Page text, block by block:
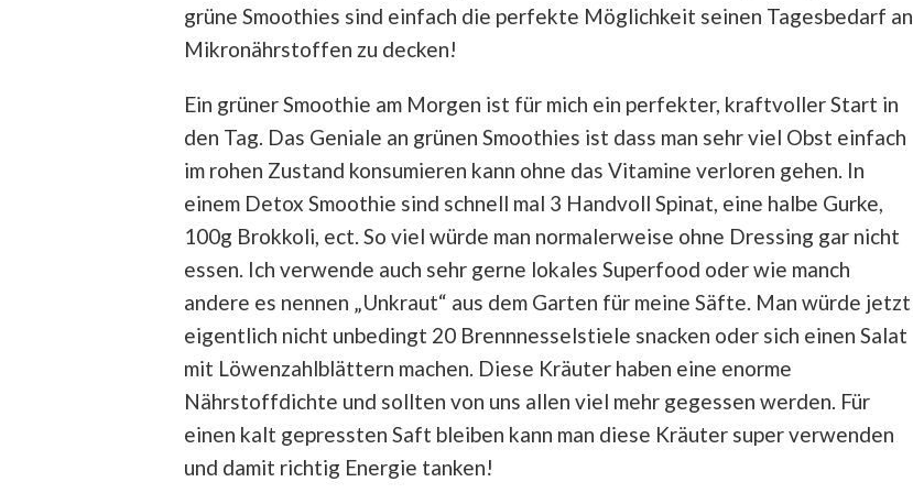
grüne Smoothies sind einfach die perfekte Möglichkeit seinen Tagesbedarf an
Mikronährstoffen zu decken!
Ein grüner Smoothie am Morgen ist für mich ein perfekter, kraftvoller Start in
den Tag. Das Geniale an grünen Smoothies ist dass man sehr viel Obst einfach
im rohen Zustand konsumieren kann ohne das Vitamine verloren gehen. In
einem Detox Smoothie sind schnell mal 3 Handvoll Spinat, eine halbe Gurke,
100g Brokkoli, ect. So viel würde man normalerweise ohne Dressing gar nicht
essen. Ich verwende auch sehr gerne lokales Superfood oder wie manch
andere es nennen „Unkraut“ aus dem Garten für meine Säfte. Man würde jetzt
eigentlich nicht unbedingt 20 Brennnesselstiele snacken oder sich einen Salat
mit Löwenzahlblättern machen. Diese Kräuter haben eine enorme
Nährstoffdichte und sollten von uns allen viel mehr gegessen werden. Für
einen kalt gepressten Saft bleiben kann man diese Kräuter super verwenden
und damit richtig Energie tanken!